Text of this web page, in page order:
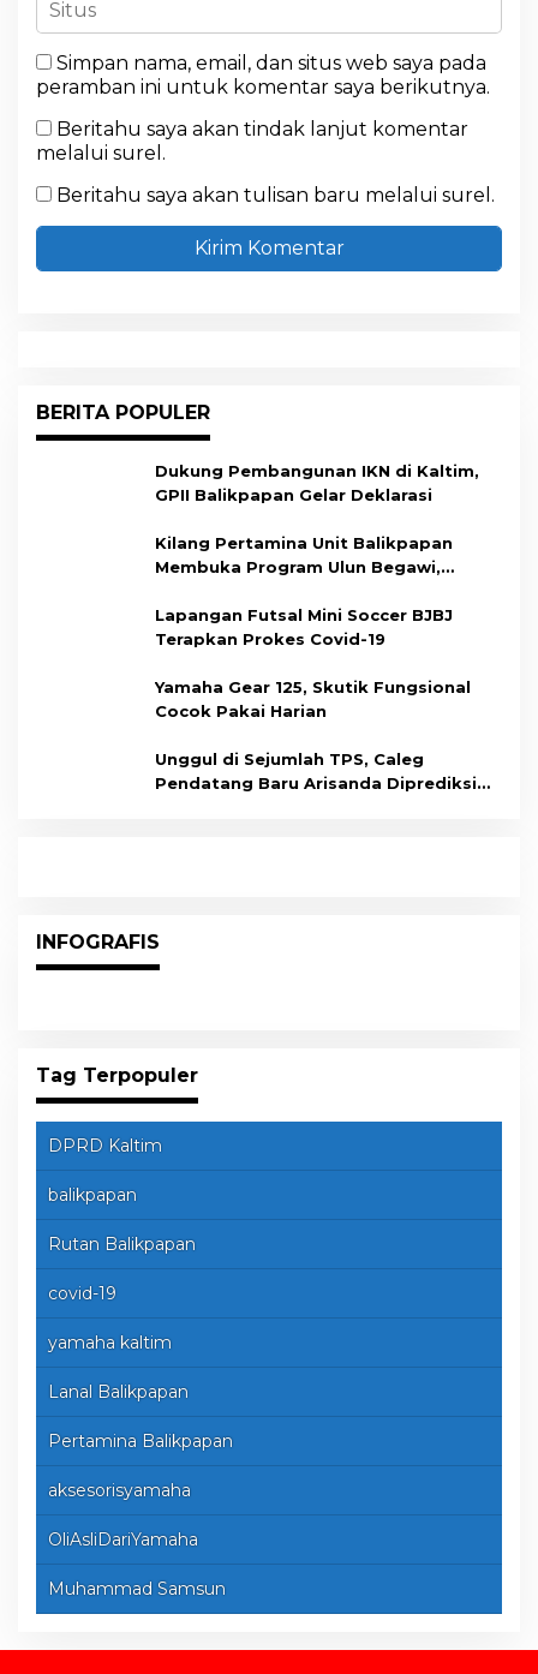
Simpan nama, email, dan situs web saya pada
peramban ini untuk komentar saya berikutnya.
Beritahu saya akan tindak lanjut komentar
melalui surel.
Beritahu saya akan tulisan baru melalui surel.
BERITA POPULER
Dukung Pembangunan IKN di Kaltim,
GPII Balikpapan Gelar Deklarasi
Kilang Pertamina Unit Balikpapan
Membuka Program Ulun Begawi,
Lapangan Futsal Mini Soccer BJBJ
Terapkan Prokes Covid-19
Yamaha Gear 125, Skutik Fungsional
Cocok Pakai Harian
Unggul di Sejumlah TPS, Caleg
Pendatang Baru Arisanda Diprediksi
INFOGRAFIS
Tag Terpopuler
DPRD Kaltim
balikpapan
Rutan Balikpapan
covid-19
yamaha kaltim
Lanal Balikpapan
Pertamina Balikpapan
aksesorisyamaha
OliAsliDariYamaha
Muhammad Samsun